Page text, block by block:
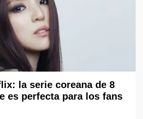
la serie coreana de 8
es perfecta para los fans